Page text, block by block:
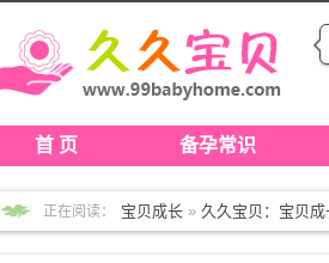
◆◆
首 页 备孕常识
正在阅读： 宝贝成长 » 久久宝贝：宝贝成